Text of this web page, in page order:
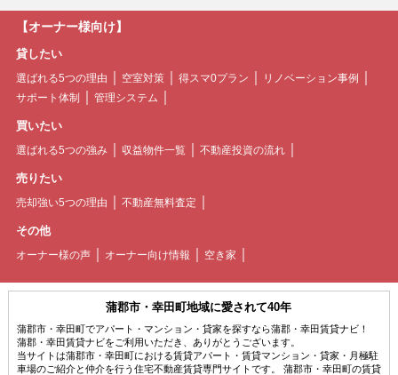
【オーナー様向け】
貸したい
選ばれる5つの理由 空室対策 得スマ0プラン
リノベーション事例
サポート体制
管理システム
買いたい
選ばれる5つの強み 収益物件一覧 不動産投資の流れ
売りたい
売却強い5つの理由 不動産無料査定
その他
オーナー様の声 オーナー向け情報 空き家
蒲郡市・幸田町地域に愛されて40年
蒲郡市・幸田町でアパート・マンション・貸家を探すなら蒲郡・幸田賃貸ナビ！
蒲郡・幸田賃貸ナビをご利用いただき、ありがとうございます。
当サイトは蒲郡市・幸田町における賃貸アパート・賃貸マンション・貸家・月極駐
車場のご紹介と仲介を行う住宅不動産賃貸専門サイトです。 蒲郡市・幸田町の賃貸